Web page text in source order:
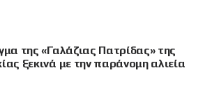
της «Γαλάζιας Πατρίδας» της
ξεκινά με την παράνομη αλιεία